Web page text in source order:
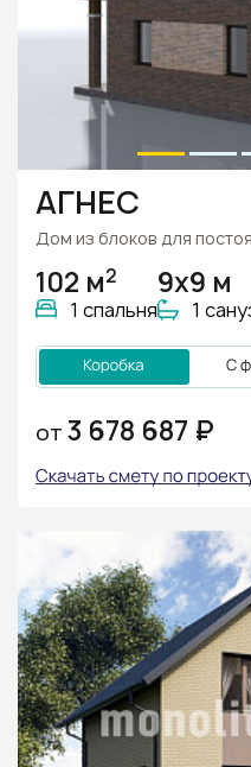
АГНЕС
Дом из блоков для
102 м2
1 спальня
9х9 м
1
ОТ 3 678 687 ₽